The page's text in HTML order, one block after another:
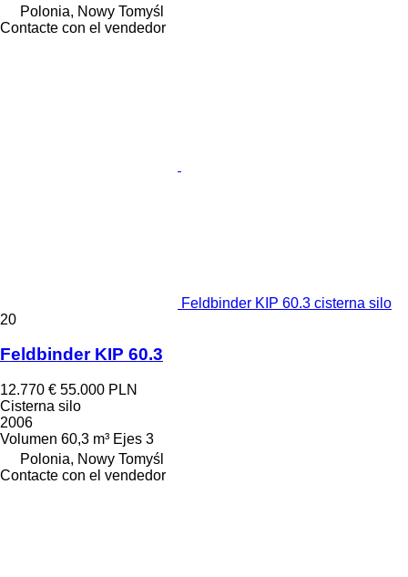
Polonia, Nowy Tomyśl
Contacte con el vendedor
Feldbinder KIP 60.3 cisterna silo
20
Feldbinder KIP 60.3
12.770 € 55.000 PLN
Cisterna silo
2006
Volumen 60,3 m³ Ejes 3
Polonia, Nowy Tomyśl
Contacte con el vendedor